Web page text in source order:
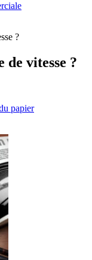
?
de vitesse ?
papier